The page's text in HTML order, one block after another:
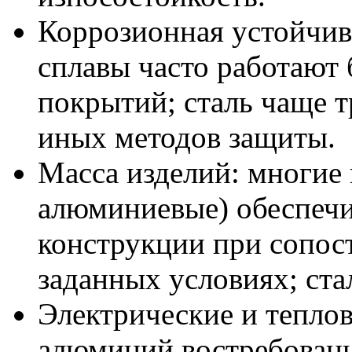
Коррозионная
сплавы часто
покрытий; сталь чаще
иных методов защиты.
Масса изделий:
алюминиевые)
конструкции при
заданных условиях;
Электрические и